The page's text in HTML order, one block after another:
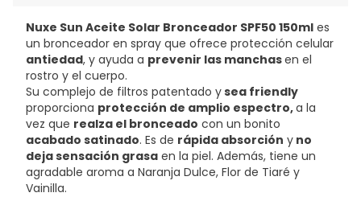
Nuxe Sun Aceite Solar Bronceador SPF50 150ml es
un bronceador en spray que ofrece protección celular
antiedad, y ayuda a prevenir las manchasen el
rostro y el cuerpo.
Su complejo de filtros patentado ysea friendly
proporciona protección de amplio espectro,a la
vez que realza el bronceado con un bonito
acabado satinado. Es de rápida absorción y no
deja sensación grasa en la piel. Además, tiene un
agradable aroma a Naranja Dulce, Flor de Tiaré y
Vainilla.